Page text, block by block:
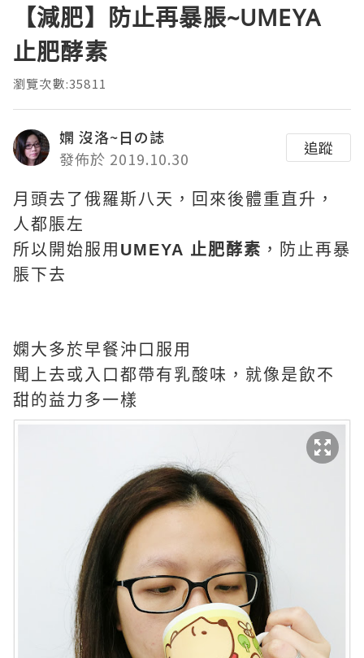
【減肥】防止再暴脹~UMEYA
止肥酵素
瀏覽次數:35811
嫻 沒洛~日の誌
發佈於 2019.10.30
追蹤
月頭去了俄羅斯八天，回來後體重直升，
人都脹左
所以開始服用 UMEYA 止肥酵素 ，防止再暴
脹下去
嫻大多於早餐沖口服用
聞上去或入口都帶有乳酸味，就像是飲不
甜的益力多一樣